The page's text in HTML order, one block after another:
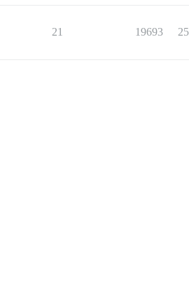
21 19693